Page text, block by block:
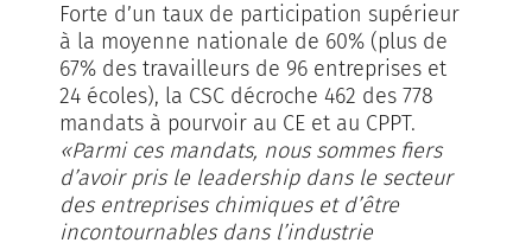
Forte d’un taux de participation supérieur
à la moyenne nationale de 60% (plus de
67% des travailleurs de 96 entreprises et
24 écoles), la CSC décroche 462 des 778
mandats à pourvoir au CE et au CPPT.
«Parmi ces mandats, nous sommes fiers
d’avoir pris le leadership dans le secteur
des entreprises chimiques et d’être
incontournables dans l’industrie